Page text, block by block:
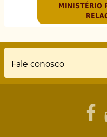
MINISTÉRIO
Rodapé
Fale conosco